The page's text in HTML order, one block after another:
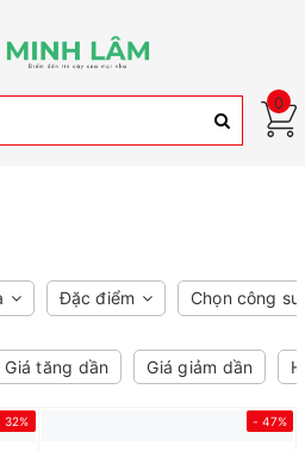
0
Đặc điểm Chọn công
Giá tăng dần Giá giảm dần
32% - 47%